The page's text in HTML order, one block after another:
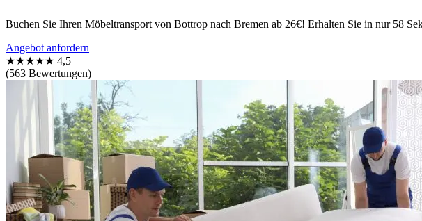
Buchen Sie Ihren Möbeltransport von Bottrop nach Bremen ab 26€! Erhalten Sie in nur 58
Angebot anfordern
★★★★★ 4,5
(563 Bewertungen)